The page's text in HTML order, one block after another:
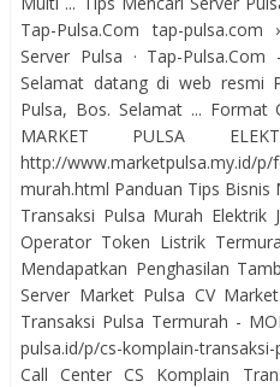
Tap-Pulsa.Com tap-
Server Pulsa · Tap-
Selamat datang di web resmi
Pulsa, Bos. Selamat ... Format
MARKET PULSA
http://www.marketpulsa.my.id/
murah.html Panduan Tips
Transaksi Pulsa Murah
Operator Token Listrik
Mendapatkan Penghasilan
Server Market Pulsa CV
Transaksi Pulsa Termurah -
pulsa.id/p/cs-komplain-
Call Center CS Komplain